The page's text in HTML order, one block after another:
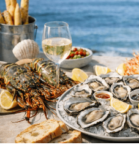
al
contenido